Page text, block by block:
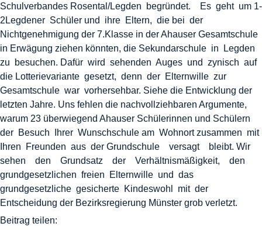
Schulverbandes Rosental/Legden begründet. Es geht um 1-
2Legdener Schüler und ihre Eltern, die bei der
Nichtgenehmigung der 7.Klasse in der Ahauser Gesamtschule
in Erwägung ziehen könnten, die Sekundarschule in Legden
zu besuchen. Dafür wird sehenden Auges und zynisch auf
die Lotterievariante gesetzt, denn der Elternwille zur
Gesamtschule war vorhersehbar. Siehe die Entwicklung der
letzten Jahre. Uns fehlen die nachvollziehbaren Argumente,
warum 23 überwiegend Ahauser Schülerinnen und Schülern
der Besuch Ihrer Wunschschule am Wohnort zusammen mit
Ihren Freunden aus der Grundschule versagt bleibt. Wir
sehen den Grundsatz der Verhältnismäßigkeit, den
grundgesetzlichen freien Elternwille und das
grundgesetzliche gesicherte Kindeswohl mit der
Entscheidung der Bezirksregierung Münster grob verletzt.
Beitrag teilen: